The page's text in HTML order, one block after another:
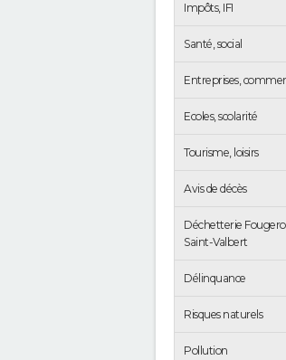
Impôts, IFI
Santé, social
Entreprises,
Ecoles, scolarité
Tourisme, loisirs
Avis de décès
Déchetterie
Saint-Valbert
Délinquance
Risques naturels
Pollution